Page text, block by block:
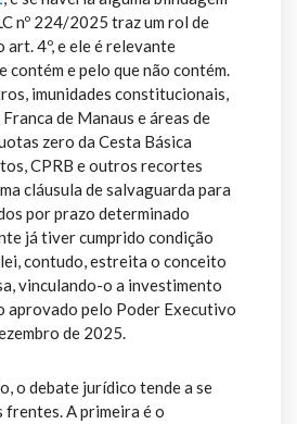
nº 224/2025 traz um rol de
art. 4º, e ele é relevante
contém e pelo que não contém.
imunidades constitucionais,
de Manaus e áreas de
zero da Cesta Básica
CPRB e outros recortes
cláusula de salvaguarda para
por prazo determinado
já tiver cumprido condição
contudo, estreita o conceito
vinculando-o a investimento
aprovado pelo Poder Executivo
de 2025.
o debate jurídico tende a se
frentes. A primeira é o